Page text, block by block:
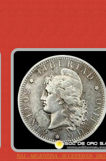
NA1 - ARGENTINA - 50 CENTAVOS,